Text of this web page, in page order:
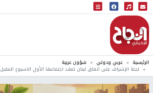
البث المباشر
إذاعة النجاح
الرئيسية عربي ودولي شؤون عربية
لجنة الإشراف على اتفاق لبنان تعقد اجتماعها الأول الاسبوع المقبل